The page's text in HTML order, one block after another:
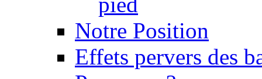
Notre Position
Effets pervers des